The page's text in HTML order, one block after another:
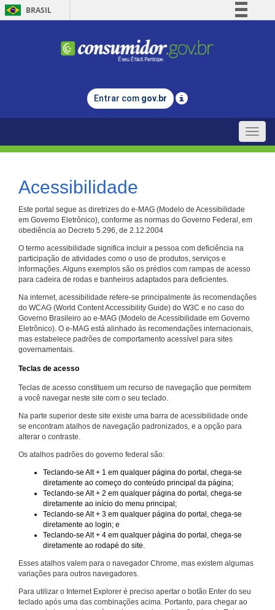
BRASIL
Comunica BR
Legislação
Entrar com gov.br
Toggle
Acessibilidade
Este portal segue as diretrizes do e-MAG (Modelo de Acessibilidade
em Governo Eletrônico), conforme as normas do Governo Federal, em
obediência ao Decreto 5.296, de 2.12.2004
O termo acessibilidade significa incluir a pessoa com deficiência na
participação de atividades como o uso de produtos, serviços e
informações. Alguns exemplos são os prédios com rampas de acesso
para cadeira de rodas e banheiros adaptados para deficientes.
Na internet, acessibilidade refere-se principalmente às recomendações
do WCAG (World Content Accessibility Guide) do W3C e no caso do
Governo Brasileiro ao e-MAG (Modelo de Acessibilidade em Governo
Eletrônico). O e-MAG está alinhado às recomendações internacionais,
mas estabelece padrões de comportamento acessível para sites
governamentais.
Teclas de acesso
Teclas de acesso constituem um recurso de navegação que permitem
a você navegar neste site com o seu teclado.
Na parte superior deste site existe uma barra de acessibilidade onde
se encontram atalhos de navegação padronizados, e a opção para
alterar o contraste.
Os atalhos padrões do governo federal são:
Teclando-se Alt + 1 em qualquer página do portal, chega-se
diretamente ao começo do conteúdo principal da página;
Teclando-se Alt + 2 em qualquer página do portal, chega-se
diretamente ao início do menu principal;
Teclando-se Alt + 3 em qualquer página do portal, chega-se
diretamente ao login; e
Teclando-se Alt + 4 em qualquer página do portal, chega-se
diretamente ao rodapé do site.
Esses atalhos valem para o navegador Chrome, mas existem algumas
variações para outros navegadores.
Para utilizar o Internet Explorer é preciso apertar o botão Enter do seu
teclado após uma das combinações acima. Portanto, para chegar ao